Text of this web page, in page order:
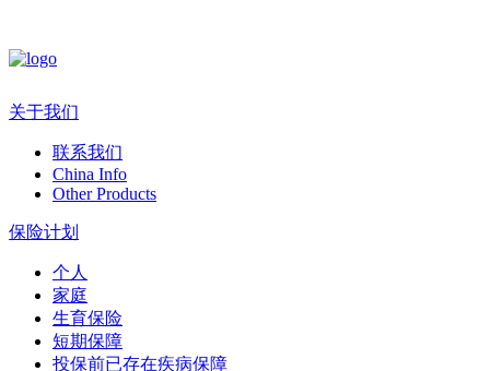
关于我们
联系我们
China Info
Other Products
保险计划
个人
家庭
生育保险
短期保障
投保前已存在疾病保障